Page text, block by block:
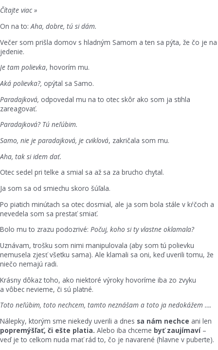
Čítajte viac »
On na to:Aha, dobre, tú si dám.
Večer som prišla domov s hladným Samom a ten sa pýta, že čo je na
jedenie.
Je tam polievka, hovorím mu.
Aká polievka?, opýtal sa Samo.
Paradajková, odpovedal mu na to otec skôr ako som ja stihla
zareagovať.
Paradajková? Tú neľúbim.
Samo, nie je paradajková, je cviklová, zakričala som mu.
Aha, tak si idem dať.
Otec sedel pri telke a smial sa až sa za brucho chytal.
Ja som sa od smiechu skoro šúľala.
Po piatich minútach sa otec dosmial, ale ja som bola stále v kŕčoch a
nevedela som sa prestať smiať.
Bolo mu to zrazu podozrivé: Počuj, koho si ty vlastne oklamala?
Uznávam, trošku som nimi manipulovala (aby som tú polievku
nemusela zjesť všetku sama). Ale klamali sa oni, keď uverili tomu, že
niečo nemajú radi.
Krásny dôkaz toho, ako niektoré výroky hovoríme iba zo zvyku
a vôbec nevieme, či sú platné.
Toto neľúbim, toto nechcem, tamto neznášam a toto ja nedokážem ….
Nálepky, ktorým sme niekedy uverili a dnes sa nám nechce ani len
popremýšľať, či ešte platia. Alebo iba chceme byť zaujímaví–
veď je to celkom nuda mať rád to, čo je navarené (hlavne v puberte).